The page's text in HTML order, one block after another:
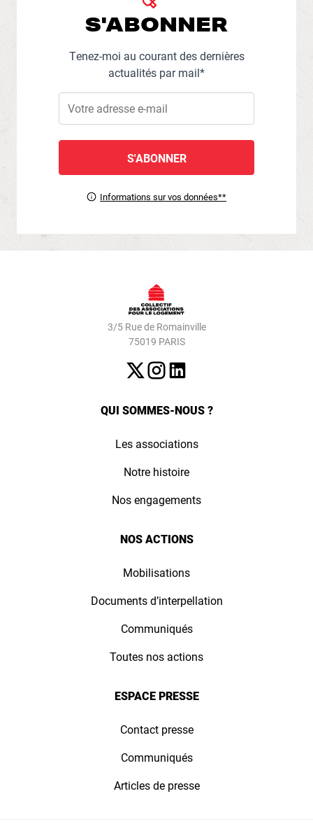
S'ABONNER
Tenez-moi au courant des dernières
actualités par mail*
Informations sur vos données**
3/5 Rue de Romainville
75019 PARIS
QUI SOMMES-NOUS ?
Les associations
Notre histoire
Nos engagements
NOS ACTIONS
Mobilisations
Documents d’interpellation
Communiqués
Toutes nos actions
ESPACE PRESSE
Contact presse
Communiqués
Articles de presse